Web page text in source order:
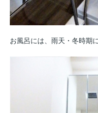
お風呂には、雨天・冬時期